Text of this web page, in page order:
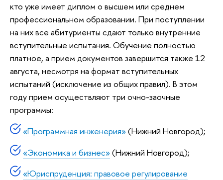
кто уже имеет диплом о высшем или среднем
профессиональном образовании. При поступлении
на них все абитуриенты сдают только внутренние
вступительные испытания. Обучение полностью
платное, а прием документов завершится также 12
августа, несмотря на формат вступительных
испытаний (исключение из общих правил). В этом
году прием осуществляют три очно-заочные
программы:
«Программная инженерия»(Нижний Новгород);
«Экономика и бизнес»(Нижний Новгород);
«Юриспруденция: правовое регулирование